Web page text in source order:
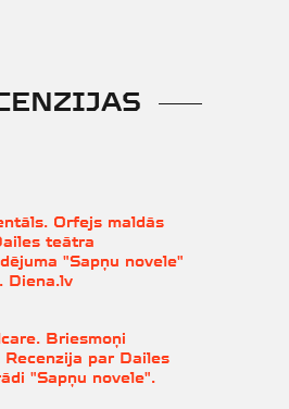
Orfejs maldās
teātra
"Sapņu novele"
Diena.lv
Briesmoņi
Recenzija par Dailes
"Sapņu novele".